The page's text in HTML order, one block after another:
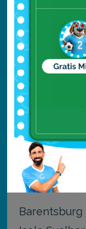
La città
ristoranti,
storia della
Le
prenotate
si consiglia
per vivere al
Barentsburg